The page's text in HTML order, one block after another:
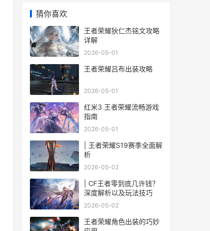
猜你喜欢
王者荣耀狄仁杰铭文攻略
详解
2026-05-01
王者荣耀吕布出装攻略
2026-05-01
红米3 王者荣耀流畅游戏
指南
2026-05-01
| 王者荣耀S19赛季全面解
析
2026-05-02
| CF王者零到底几许钱？
深度解析以及玩法技巧
2026-05-02
王者荣耀角色出装的巧妙